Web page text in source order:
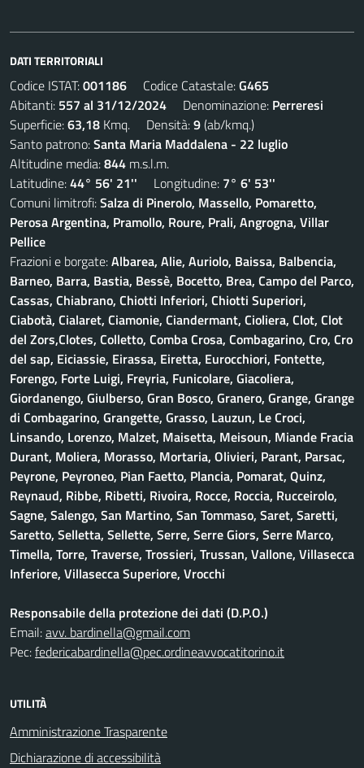
DATI TERRITORIALI
Codice ISTAT:001186 Codice Catastale:G465
Abitanti: 557 al 31/12/2024 Denominazione: Perreresi
Superficie:63,18 Kmq. Densità:9(ab/kmq.)
Santo patrono:Santa Maria Maddalena - 22 luglio
Altitudine media:844 m.s.l.m.
Latitudine:44° 56' 21'' Longitudine: 7° 6' 53''
Comuni limitrofi:Salza di Pinerolo, Massello, Pomaretto,
Perosa Argentina, Pramollo, Roure, Prali, Angrogna, Villar
Pellice
Frazioni e borgate:Albarea, Alie, Auriolo, Baissa, Balbencia,
Barneo, Barra, Bastia, Bessè, Bocetto, Brea, Campo del Parco,
Cassas, Chiabrano, Chiotti Inferiori, Chiotti Superiori,
Ciabotà, Cialaret, Ciamonie, Ciandermant, Cioliera, Clot, Clot
del Zors,Clotes, Colletto, Comba Crosa, Combagarino, Cro, Cro
del sap, Eiciassie, Eirassa, Eiretta, Eurocchiori, Fontette,
Forengo, Forte Luigi, Freyria, Funicolare, Giacoliera,
Giordanengo, Giulberso, Gran Bosco, Granero, Grange, Grange
di Combagarino, Grangette, Grasso, Lauzun, Le Croci,
Linsando, Lorenzo, Malzet, Maisetta, Meisoun, Miande Fracia
Durant, Moliera, Morasso, Mortaria, Olivieri, Parant, Parsac,
Peyrone, Peyroneo, Pian Faetto, Plancia, Pomarat, Quinz,
Reynaud, Ribbe, Ribetti, Rivoira, Rocce, Roccia, Rucceirolo,
Sagne, Salengo, San Martino, San Tommaso, Saret, Saretti,
Saretto, Selletta, Sellette, Serre, Serre Giors, Serre Marco,
Timella, Torre, Traverse, Trossieri, Trussan, Vallone, Villasecca
Inferiore, Villasecca Superiore, Vrocchi
Responsabile della protezione dei dati (D.P.O.)
Email:avv. bardinella@gmail.com
Pec:federicabardinella@pec.ordineavvocatitorino.it
UTILITÀ
Amministrazione Trasparente
Dichiarazione di accessibilità